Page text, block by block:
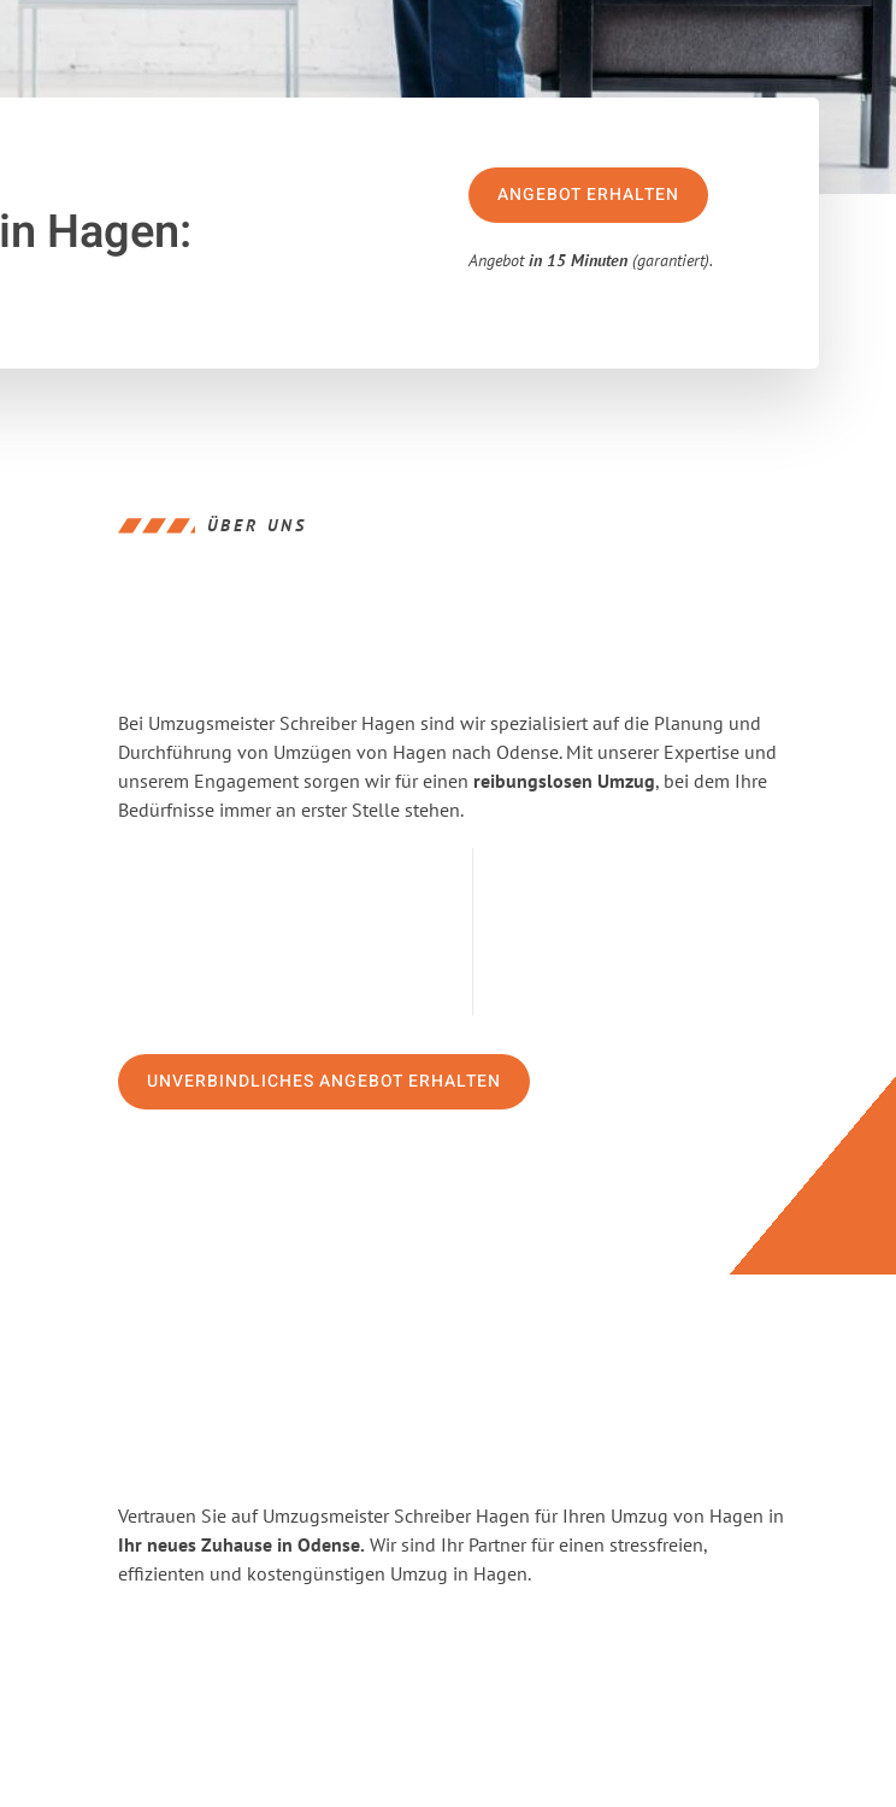
in Hagen:
ANGEBOT ERHALTEN
Angebotin 15 Minuten (garantiert).
ÜBER UNS
Bei Umzugsmeister Schreiber Hagen sind wir spezialisiert auf die Planung und
Durchführung von Umzügen von Hagen nach Odense. Mit unserer Expertise und
unserem Engagement sorgen wir für einen reibungslosen Umzug, bei dem Ihre
Bedürfnisse immer an erster Stelle stehen.
UNVERBINDLICHES ANGEBOT ERHALTEN
Vertrauen Sie auf Umzugsmeister Schreiber Hagen für Ihren Umzug von Hagen in
Ihr neues Zuhause in Odense. Wir sind Ihr Partner für einen stressfreien,
effizienten und kostengünstigen Umzug in Hagen.